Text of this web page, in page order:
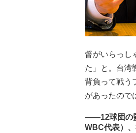
督がいらっし
た」と。台湾
背負って戦う
があったので
――12球団の
WBC代表）